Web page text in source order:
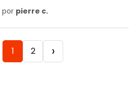
por pierre c.
1 2 ›